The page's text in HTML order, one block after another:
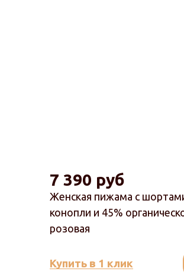
Женская пижама с
конопли и 45%
розовая
7 390 руб
Купить в 1 клик